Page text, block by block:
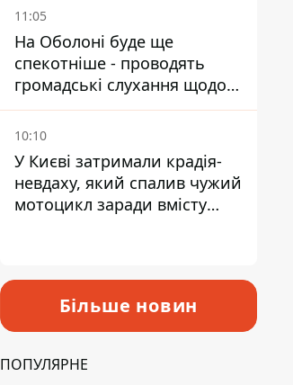
11:05
На Оболоні буде ще
спекотніше - проводять
громадські слухання щодо
храму УГКЦ на Північній
10:10
У Києві затримали крадія-
невдаху, який спалив чужий
мотоцикл заради вмісту
Більше новин
ПОПУЛЯРНЕ